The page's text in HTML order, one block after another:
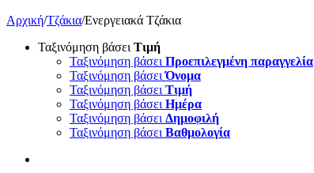
Αρχική/Τζάκια/Ενεργειακά Τζάκια
Ταξινόμηση βάσει Τιμή
Ταξινόμηση βάσει Προεπιλεγμένη παραγγελία
Ταξινόμηση βάσειΌνομα
Ταξινόμηση βάσει Τιμή
Ταξινόμηση βάσει Ημέρα
Ταξινόμηση βάσει Δημοφιλή
Ταξινόμηση βάσει Βαθμολογία